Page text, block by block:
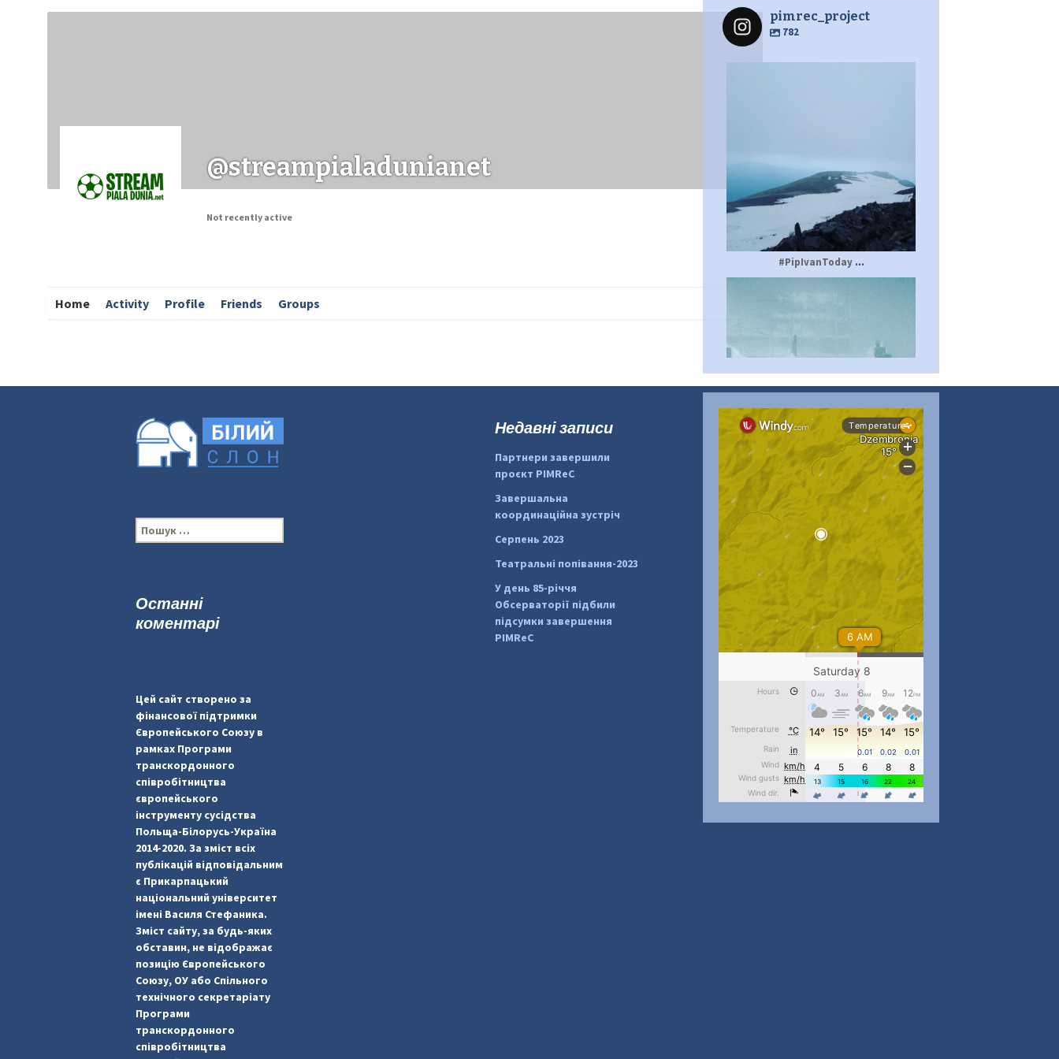
Заходи
@streampialadunianet
Not recently active
Home Activity Profile Friends Groups
pimrec_project
782
#PipIvanToday ...
#PipIvanToday...
pimrec_project
#PipIvanToday ...
pimrec_project
П
о
:
Недавні записи
Партнери завершили
проєкт PIMReC
Завершальна
координаційна зустріч
Серпень 2023
Театральні попівання-2023
У день 85-річчя
Обсерваторії підбили
підсумки завершення
PIMReC
Останні
коментарі
Цей сайт створено за
фінансової підтримки
Європейського Союзу в
рамках Програми
транскордонного
співробітництва
європейського
інструменту сусідства
Польща-Білорусь-Україна
2014-2020. За зміст всіх
публікацій відповідальним
є Прикарпацький
національний університет
імені Василя Стефаника.
Зміст сайту, за будь-яких
обставин, не відображає
позицію Європейського
Союзу, ОУ або Спільного
технічного секретаріату
Програми
транскордонного
співробітництва